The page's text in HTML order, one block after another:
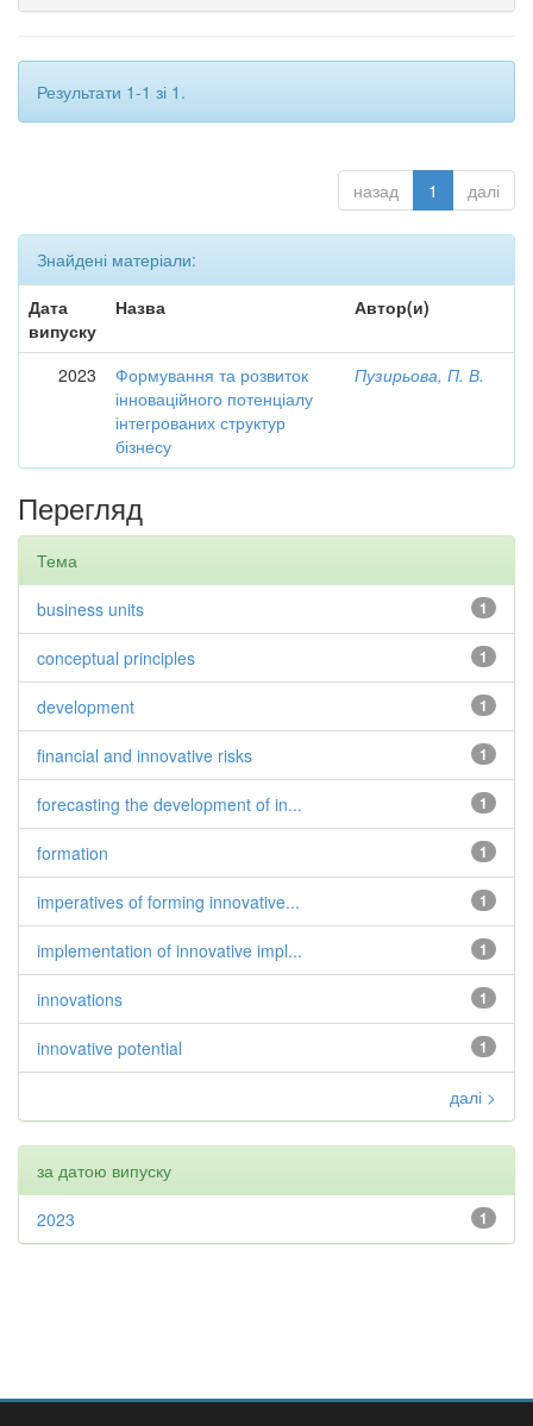
Результати 1-1 зі 1.
назад 1 далі
Знайдені матеріали:
Дата
випуску
Назва Автор(и)
2023
Формування та розвиток
інноваційного потенціалу
інтегрованих структур
бізнесу
Пузирьова, П. В.
Перегляд
Тема
1
business units
1
conceptual principles
1
development
1
financial and innovative risks
1
forecasting the development of in...
1
formation
1
imperatives of forming innovative...
1
implementation of innovative impl...
1
innovations
1
innovative potential
далі >
за датою випуску
1
2023